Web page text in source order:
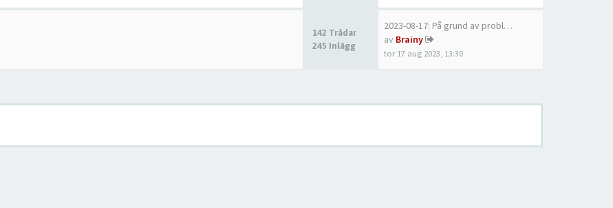
142 Trådar
245 Inlägg
2023-08-17: På grund av probl…
av Brainy
tor 17 aug 2023, 13:30